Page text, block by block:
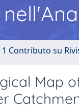
1 Contributo su
Map